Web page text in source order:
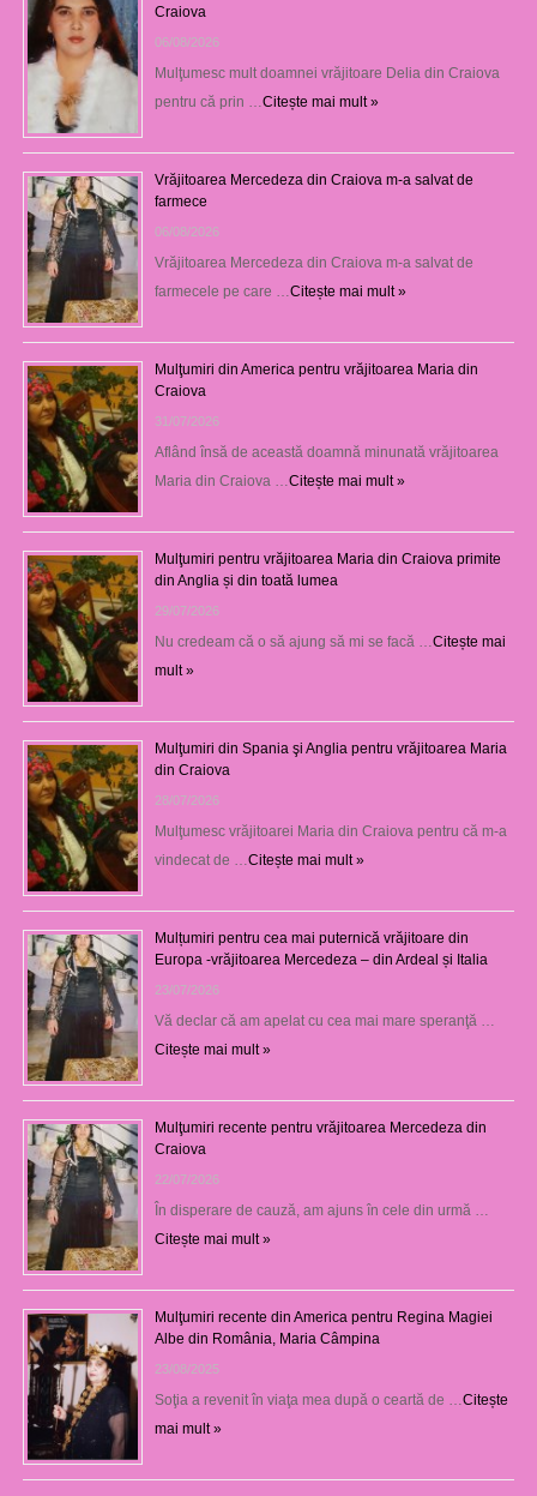
Craiova
06/08/2026
Mulţumesc mult doamnei vrăjitoare Delia din Craiova
pentru că prin … Citește mai mult »
Vrăjitoarea Mercedeza din Craiova m-a salvat de
farmece
06/08/2026
Vrăjitoarea Mercedeza din Craiova m-a salvat de
farmecele pe care … Citește mai mult »
Mulţumiri din America pentru vrăjitoarea Maria din
Craiova
31/07/2026
Aflând însă de această doamnă minunată vrăjitoarea
Maria din Craiova … Citește mai mult »
Mulţumiri pentru vrăjitoarea Maria din Craiova primite
din Anglia și din toată lumea
29/07/2026
Nu credeam că o să ajung să mi se facă … Citește mai
mult »
Mulţumiri din Spania şi Anglia pentru vrăjitoarea Maria
din Craiova
28/07/2026
Mulţumesc vrăjitoarei Maria din Craiova pentru că m-a
vindecat de … Citește mai mult »
Mulțumiri pentru cea mai puternică vrăjitoare din
Europa -vrăjitoarea Mercedeza – din Ardeal și Italia
23/07/2026
Vă declar că am apelat cu cea mai mare speranţă …
Citește mai mult »
Mulţumiri recente pentru vrăjitoarea Mercedeza din
Craiova
22/07/2026
În disperare de cauză, am ajuns în cele din urmă …
Citește mai mult »
Mulţumiri recente din America pentru Regina Magiei
Albe din România, Maria Câmpina
23/08/2025
Soţia a revenit în viaţa mea după o ceartă de … Citește
mai mult »